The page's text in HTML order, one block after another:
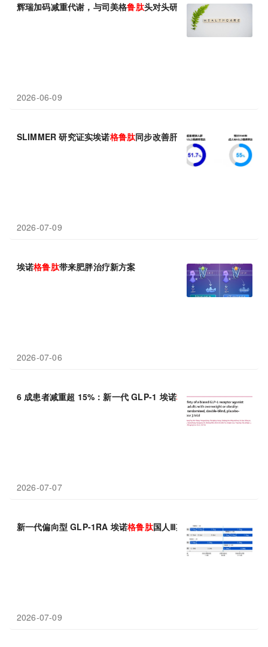
辉瑞加码减重代谢，与司美格鲁肽头对头研究证实埃诺格鲁肽显著
2026-06-09
SLIMMER 研究证实埃诺格鲁肽同步改善肝脂与多重代谢紊乱
2026-07-09
埃诺格鲁肽带来肥胖治疗新方案
2026-07-06
6 成患者减重超 15%：新一代 GLP-1 埃诺格 鲁肽中国Ⅲ期数据解读
2026-07-07
新一代偏向型 GLP-1RA 埃诺格鲁肽国人Ⅲ期研究EECOH解读
2026-07-09